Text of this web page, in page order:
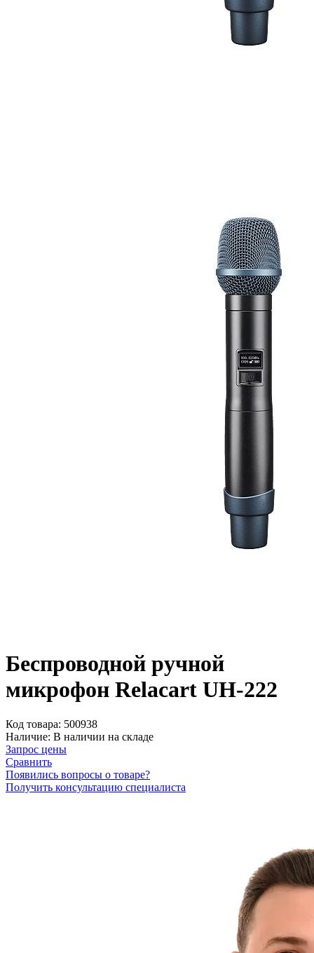
Беспроводной ручной
микрофон Relacart UH-222
Код товара: 500938
Наличие: В наличии на складе
Запрос цены
Сравнить
Появились вопросы о товаре?
Получить консультацию специалиста